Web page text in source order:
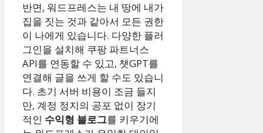
반면, 워드프레스는 내 땅에 내가
집을 짓는 것과 같아서 모든 권한
이 나에게 있습니다. 다양한 플러
그인을 설치해 쿠팡 파트너스
API를 연동할 수 있고, 챗GPT를
연결해 글을 쓰게 할 수도 있습니
다. 초기 서버 비용이 조금 들지
만, 계정 정지의 공포 없이 장기
적인 수익형 블로그를 키우기에